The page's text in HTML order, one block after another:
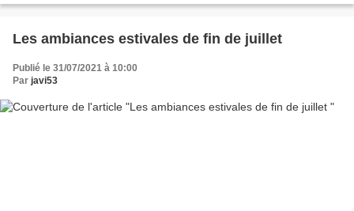
Les ambiances estivales de fin de juillet
Publié le 31/07/2021 à 10:00
Par javi53